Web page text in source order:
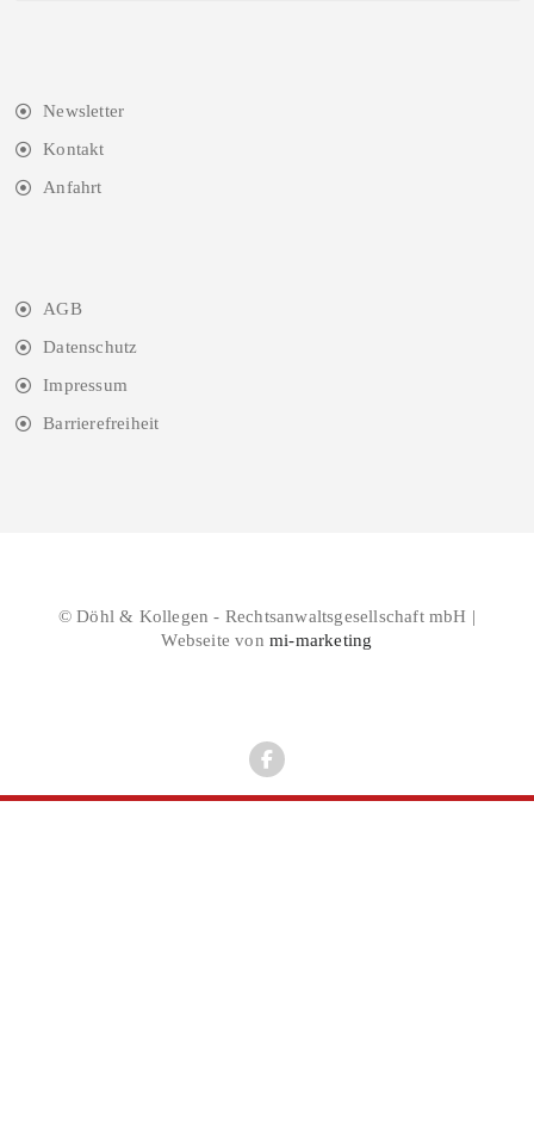
Newsletter
Kontakt
Anfahrt
AGB
Datenschutz
Impressum
Barrierefreiheit
© Döhl & Kollegen - Rechtsanwaltsgesellschaft mbH |
Webseite vonmi-marketing